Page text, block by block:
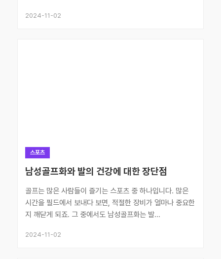
2024-11-02
스포츠
남성골프화와 발의 건강에 대한 장단점
골프는 많은 사람들이 즐기는 스포츠 중 하나입니다. 많은
시간을 필드에서 보내다 보면, 적절한 장비가 얼마나 중요한
지 깨닫게 되죠. 그 중에서도 남성골프화는 발...
2024-11-02